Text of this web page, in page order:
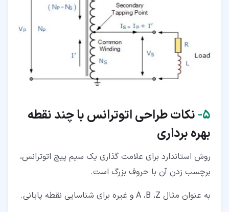
۵‏- نکات طراحی اتوترانس با چند نقطه
بهره برداری
روش استاندارد برای علامت گذاری یک سیم پیچ اتوترانس،
برچسب زدن آن با حروف بزرگ است.
به عنوان مثال A ،B ،Z و غیره برای شناسایی نقطه پایانی.